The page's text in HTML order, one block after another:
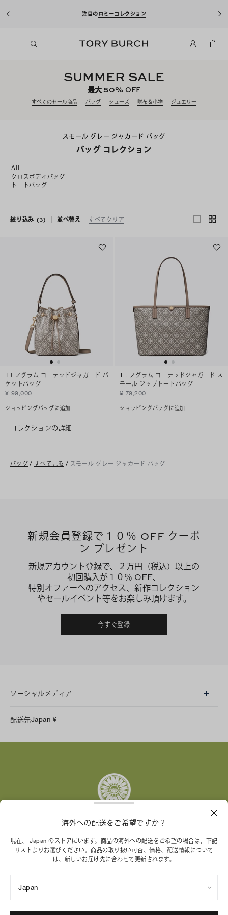
注目のロミーコレクション
SUMMER SALE
最大50% OFF
すべてのセール商品 バッグ シューズ 財布＆小物 ジュエリー
スモール グレー ジャカード バッグ
バッグ コレクション
All
クロスボディバッグ
トートバッグ
絞り込み (3) | 並べ替え すべてクリア
Tモノグラム コーテッドジャガード バ
ケットバッグ
¥ 99,000
ショッピングバッグに追加
Tモノグラム コーテッドジャガード ス
モール ジップトートバッグ
¥ 79,200
ショッピングバッグに追加
コレクションの詳細
バッグ / すべて見る / スモール グレー ジャカード バッグ
新規会員登録で１０％ OFF クーポ
ン プレゼント
新規アカウント登録で、２万円（税込）以上の
初回購入が１０％ OFF、
特別オファーへのアクセス、新作コレクション
やセールイベント等をお楽しみ頂けます。
今すぐ登録
ソーシャルメディア
Facebook
配送先Japan ¥
トリー バーチ財団は、女性起業家が持続可能な企業を築
くことを支援しています。
サイトマップ
Cookie 設定
海外への配送をご希望ですか？
現在、 Japan のストアにいます。商品の海外への配送をご希望の場合は、下記
リストよりお選びください。商品の取り扱い可否、価格、配送情報について
は、新しいお届け先に合わせて更新されます。
Japan